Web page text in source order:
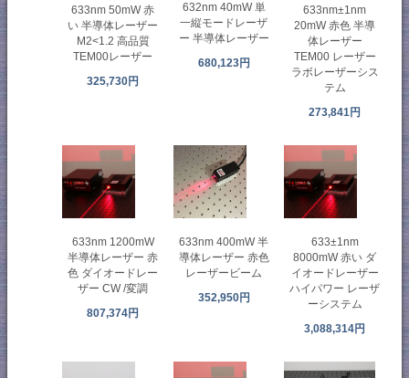
633nm 50mW 赤
い 半導体レーザー
M2<1.2 高品質
TEM00レーザー
325,730円
632nm 40mW 単
一縦モードレーザ
ー 半導体レーザー
680,123円
633nm±1nm
20mW 赤色 半導
体レーザー
TEM00 レーザー
ラボレーザーシス
テム
273,841円
633nm 1200mW
半導体レーザー 赤
色 ダイオードレー
ザー CW /変調
807,374円
633nm 400mW 半
導体レーザー 赤色
レーザービーム
352,950円
633±1nm
8000mW 赤い ダ
イオードレーザー
ハイパワー レーザ
ーシステム
3,088,314円